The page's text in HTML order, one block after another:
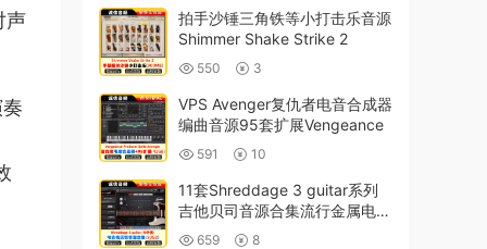
声
拍手沙锤三角铁等小打击乐音源
Shimmer Shake Strike 2
550 3
VPS Avenger复仇者电音合成器
编曲音源95套扩展Vengeance
591 10
11套Shreddage 3 guitar系列
吉他贝司音源合集流行金属电吉
他音色
659 8